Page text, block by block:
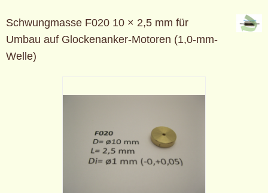
Schwungmasse F020 10 × 2,5 mm für
Umbau auf Glockenanker-Motoren (1,0-mm-
Welle)